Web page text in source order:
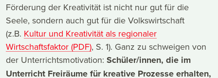
Förderung der Kreativität ist nicht nur gut für die
Seele, sondern auch gut für die Volkswirtschaft
(z.B. Kultur und Kreativität als regionaler
Wirtschaftsfaktor (PDF), S. 1). Ganz zu schweigen von
der Unterrichtsmotivation: Schüler/innen, die im
Unterricht Freiräume für kreative Prozesse erhalten,